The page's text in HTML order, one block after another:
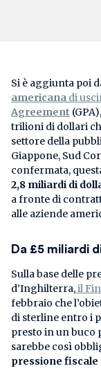
Si è aggiunta poi
americana di
Agreement
trilioni di dollari
settore della
Giappone, Sud
confermata,
2,8 miliardi di
a fronte di
alle aziende
Da £5 miliardi
Sulla base delle
d’Inghilterra,il
febbraio che
di sterline entro i
presto in un buco
sarebbe così
pressione fiscale